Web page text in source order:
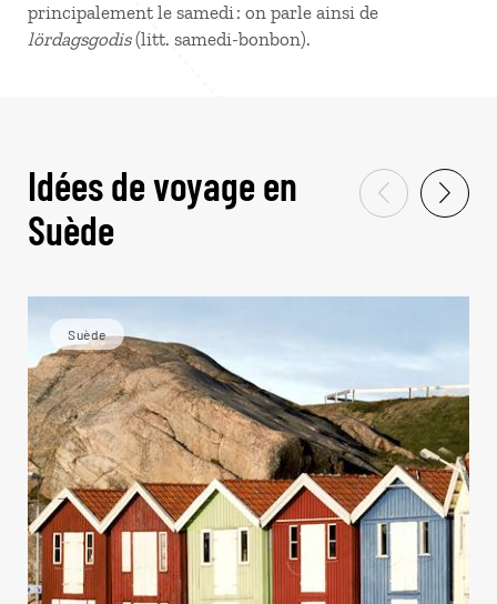
principalement le samedi : on parle ainsi de
lördagsgodis(litt. samedi-bonbon).
Idées de voyage en
Suède
Suède